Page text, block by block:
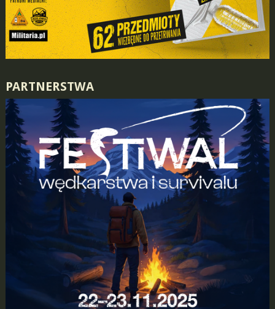
PARTNERSTWA